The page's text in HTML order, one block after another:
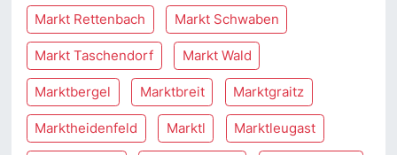
Markt Rettenbach Markt Schwaben
Markt Taschendorf Markt Wald
Marktbergel Marktbreit Marktgraitz
Marktheidenfeld Marktl Marktleugast